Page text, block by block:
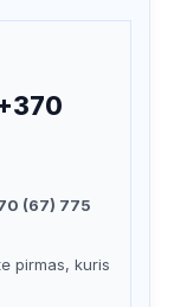
(67) 775
pirmas, kuris